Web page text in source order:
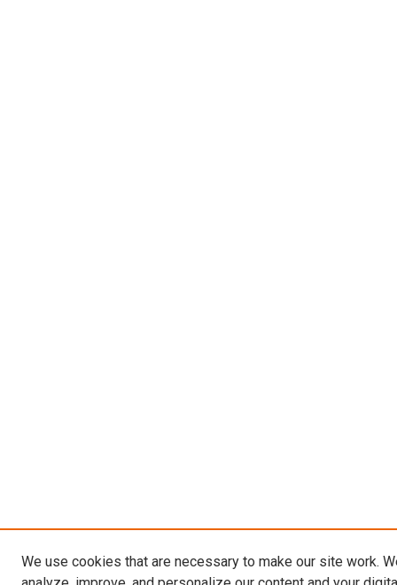
We use cookies that are necessary to make our site work.